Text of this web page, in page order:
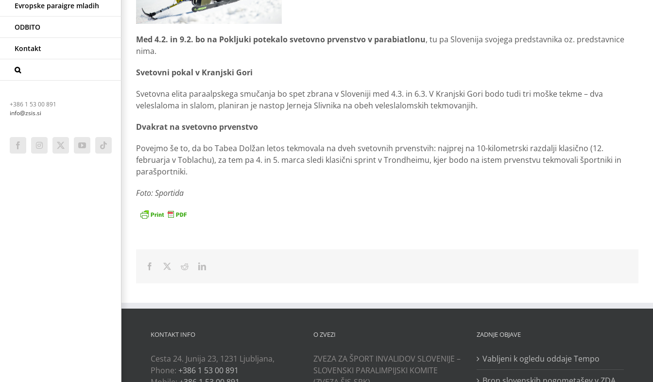
Evropske paraigre mladih
ODBITO
Kontakt
+386 1 53 00 891
info@zsis.si
FacebookInstagram
X YouTubeTiktok
Med 4.2. in 9.2. bo na Pokljuki potekalo svetovno prvenstvo v parabiatlonu, tu pa Slovenija svojega predstavnika oz. predstavnice
nima.
Svetovni pokal v Kranjski Gori
Svetovna elita paraalpskega smučanja bo spet zbrana v Sloveniji med 4.3. in 6.3. V Kranjski Gori bodo tudi tri moške tekme – dva
veleslaloma in slalom, planiran je nastop Jerneja Slivnika na obeh veleslalomskih tekmovanjih.
Dvakrat na svetovno prvenstvo
Povejmo še to, da bo Tabea Dolžan letos tekmovala na dveh svetovnih prvenstvih: najprej na 10-kilometrski razdalji klasično (12.
februarja v Toblachu), za tem pa 4. in 5. marca sledi klasični sprint v Trondheimu, kjer bodo na istem prvenstvu tekmovali športniki in
parašportniki.
Foto: Sportida
Facebook RedditLinkedIn
KONTAKT INFO
Cesta 24. Junija 23, 1231 Ljubljana,
Phone: +386 1 53 00 891
O ZVEZI
ZVEZA ZA ŠPORT INVALIDOV SLOVENIJE –
SLOVENSKI PARALIMPIJSKI KOMITE
ZADNJE OBJAVE
Vabljeni k ogledu oddaje Tempo